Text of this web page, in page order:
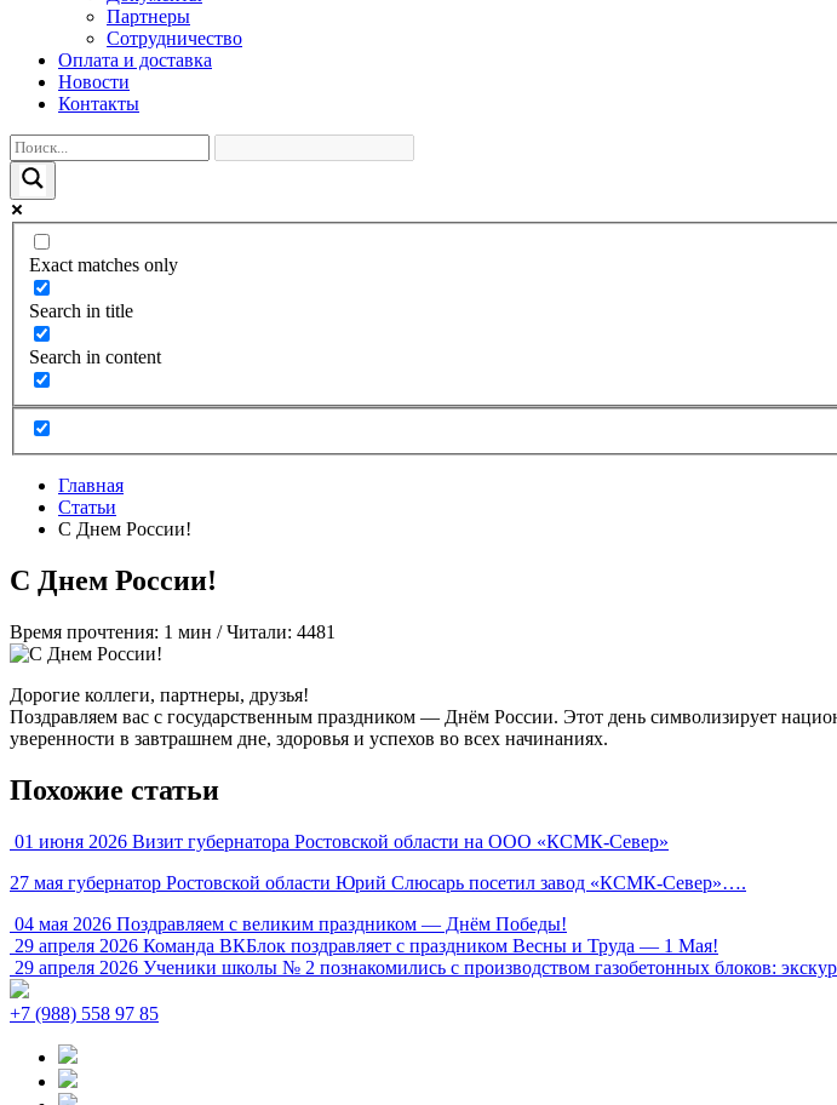
Партнеры
Сотрудничество
Оплата и доставка
Новости
Контакты
Exact matches only
Search in title
Search in content
Главная
Статьи
С Днем России!
С Днем России!
Время прочтения: 1 мин /Читали: 4481
Дорогие коллеги, партнеры, друзья!
Поздравляем вас с государственным праздником — Днём России. Этот день символизирует
уверенности в завтрашнем дне, здоровья и успехов во всех начинаниях.
Похожие статьи
01 июня 2026 Визит губернатора Ростовской области на ООО «КСМК-Север»
27 мая губернатор Ростовской области Юрий Слюсарь посетил завод «КСМК-Север»….
04 мая 2026 Поздравляем с великим праздником — Днём Победы!
29 апреля 2026 Команда ВКБлок поздравляет с праздником Весны и Труда — 1 Мая!
29 апреля 2026 Ученики школы № 2 познакомились с производством газобетонных блоков:
+7 (988) 558 97 85